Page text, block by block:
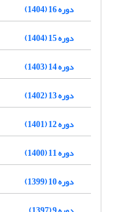
دوره 16 (1404)
دوره 15 (1404)
دوره 14 (1403)
دوره 13 (1402)
دوره 12 (1401)
دوره 11 (1400)
دوره 10 (1399)